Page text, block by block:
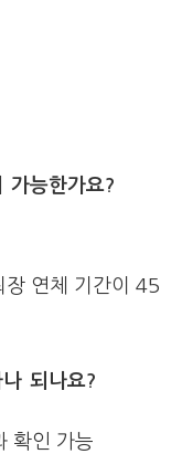
가능한가요?
장 연체 기간이 45
되나요?
확인 가능